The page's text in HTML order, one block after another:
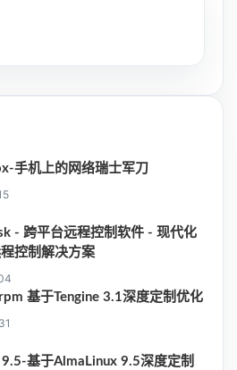
手机上的网络瑞士军刀
- 跨平台远程控制软件 - 现代化
控制解决方案
基于Tengine 3.1深度定制优化
9.5-基于AlmaLinux 9.5深度定制